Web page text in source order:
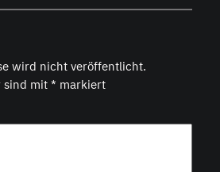
wird nicht veröffentlicht.
sind mit * markiert